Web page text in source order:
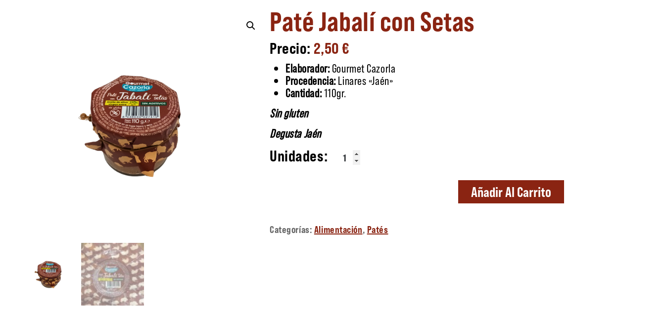
Paté Jabalí con Setas
2,50€
Elaborador:Gourmet Cazorla
Procedencia:Linares «Jaén»
Cantidad:110gr.
Sin gluten
Degusta Jaén
Paté Jabalí con Setas cantidad
Añadir Al Carrito
Categorías: Alimentación, Patés